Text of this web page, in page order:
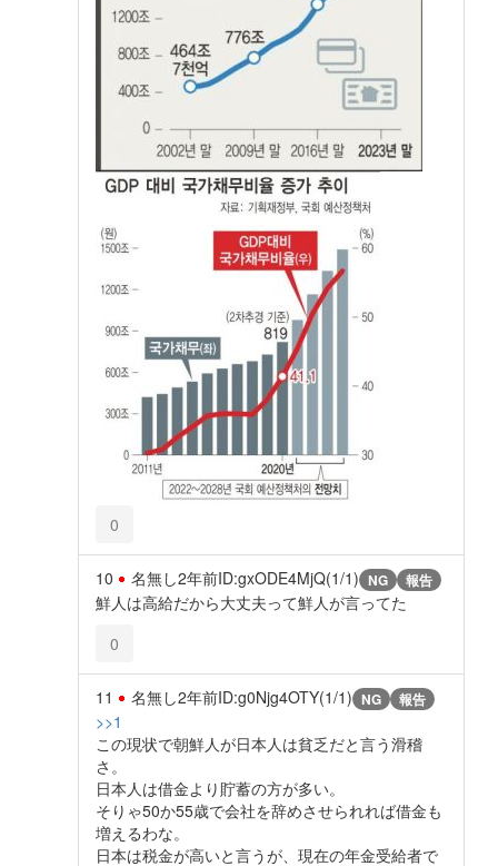
0
10 名無し2年前ID:gxODE4MjQ(1/1) NG 報告
鮮人は高給だから大丈夫って鮮人が言ってた
0
11 名無し2年前ID:g0Njg4OTY(1/1) NG 報告
>>1
この現状で朝鮮人が日本人は貧乏だと言う滑稽
さ。
日本人は借金より貯蓄の方が多い。
そりゃ50か55歳で会社を辞めさせられれば借金も
増えるわな。
日本は税金が高いと言うが、現在の年金受給者で